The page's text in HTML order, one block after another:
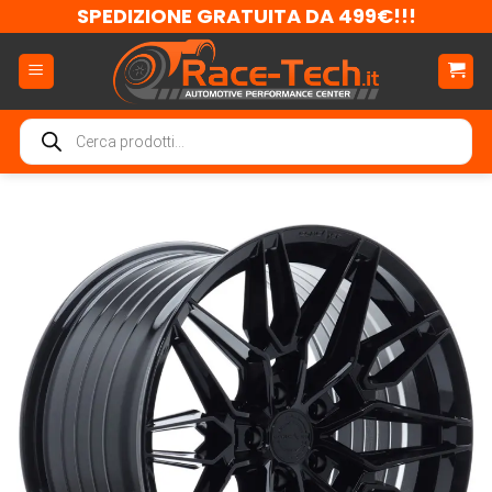
ai
contenuti
SPEDIZIONE GRATUITA DA 499€!!!
Ricerca
prodotti